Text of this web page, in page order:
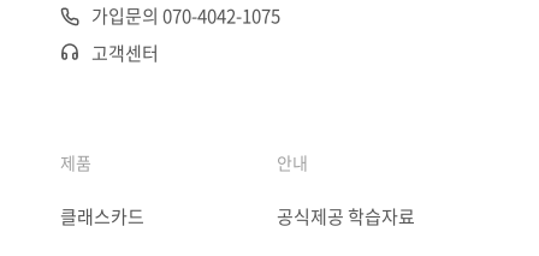
가입문의 070-4042-1075
고객센터
제품
클래스카드
안내
공식제공 학습자료